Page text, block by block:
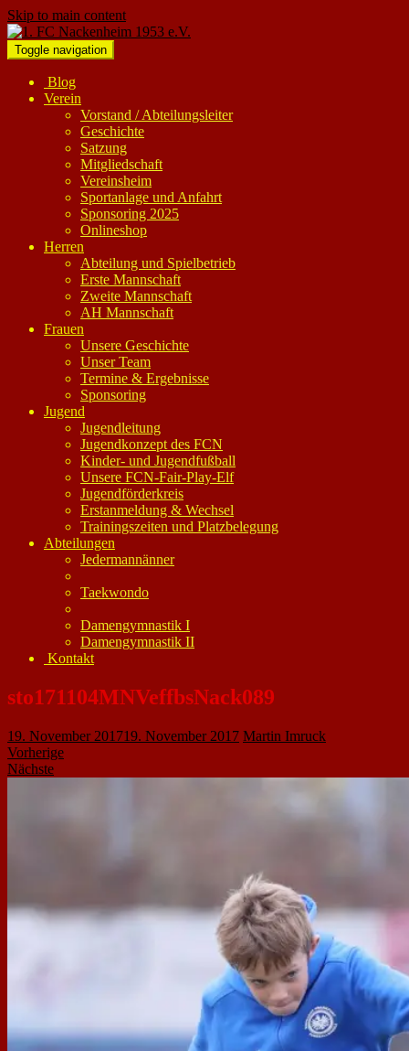
Skip to main content
Toggle navigation
Blog
Verein
Vorstand / Abteilungsleiter
Geschichte
Satzung
Mitgliedschaft
Vereinsheim
Sportanlage und Anfahrt
Sponsoring 2025
Onlineshop
Herren
Abteilung und Spielbetrieb
Erste Mannschaft
Zweite Mannschaft
AH Mannschaft
Frauen
Unsere Geschichte
Unser Team
Termine & Ergebnisse
Sponsoring
Jugend
Jugendleitung
Jugendkonzept des FCN
Kinder- und Jugendfußball
Unsere FCN-Fair-Play-Elf
Jugendförderkreis
Erstanmeldung & Wechsel
Trainingszeiten und Platzbelegung
Abteilungen
Jedermannänner
Taekwondo
Damengymnastik I
Damengymnastik II
Kontakt
sto171104MNVeffbsNack089
19. November 201719. November 2017 Martin Imruck
Vorherige
Nächste